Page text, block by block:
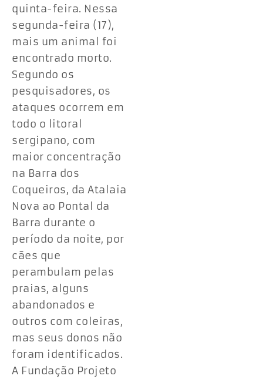
quinta-feira. Nessa
segunda-feira (17),
mais um animal foi
encontrado morto.
Segundo os
pesquisadores, os
ataques ocorrem em
todo o litoral
sergipano, com
maior concentração
na Barra dos
Coqueiros, da Atalaia
Nova ao Pontal da
Barra durante o
período da noite, por
cães que
perambulam pelas
praias, alguns
abandonados e
outros com coleiras,
mas seus donos não
foram identificados.
A Fundação Projeto